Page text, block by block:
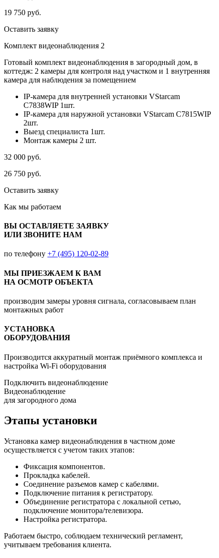
19 750 руб.
Оставить заявку
Комплект видеонаблюдения 2
Готовый комплект видеонаблюдения в загородный дом, в
коттедж: 2 камеры для контроля над участком и 1 внутренняя
камера для наблюдения за помещением
IP-камера для внутренней установки VStarcam
C7838WIP 1шт.
IP-камера для наружной установки VStarcam C7815WIP
2шт.
Выезд специалиста 1шт.
Монтаж камеры 2 шт.
32 000 руб.
26 750 руб.
Оставить заявку
Как мы работаем
ВЫ ОСТАВЛЯЕТЕ ЗАЯВКУ
ИЛИ ЗВОНИТЕ НАМ
по телефону +7 (495) 120-02-89
МЫ ПРИЕЗЖАЕМ К ВАМ
НА ОСМОТР ОБЪЕКТА
производим замеры уровня сигнала, согласовываем план
монтажных работ
УСТАНОВКА
ОБОРУДОВАНИЯ
Производится аккуратный монтаж приёмного комплекса и
настройка Wi-Fi оборудования
Подключить видеонаблюдение
Видеонаблюдение
для загородного дома
Этапы установки
Установка камер видеонаблюдения в частном доме
осуществляется с учетом таких этапов:
Фиксация компонентов.
Прокладка кабелей.
Соединение разъемов камер с кабелями.
Подключение питания к регистратору.
Объединение регистратора с локальной сетью,
подключение монитора/телевизора.
Настройка регистратора.
Работаем быстро, соблюдаем технический регламент,
учитываем требования клиента.